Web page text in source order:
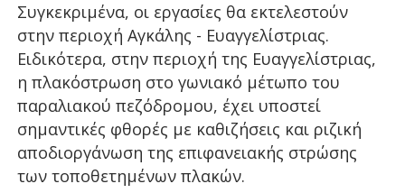
Συγκεκριμένα, οι εργασίες θα εκτελεστούν
στην περιοχή Αγκάλης - Ευαγγελίστριας.
Ειδικότερα, στην περιοχή της Ευαγγελίστριας,
η πλακόστρωση στο γωνιακό μέτωπο του
παραλιακού πεζόδρομου, έχει υποστεί
σημαντικές φθορές με καθιζήσεις και ριζική
αποδιοργάνωση της επιφανειακής στρώσης
των τοποθετημένων πλακών.